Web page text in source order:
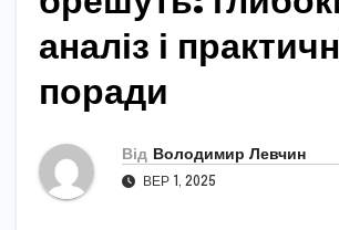
аналіз і
поради
Від Володимир Левчин
ВЕР 1, 2025